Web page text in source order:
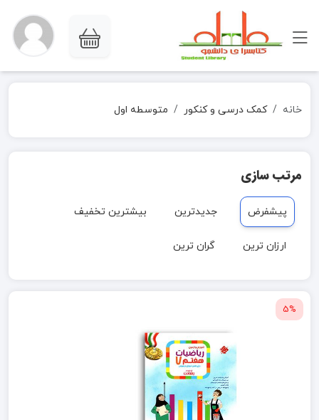
خانه کمک درسی و کنکور متوسطه اول
مرتب سازی
پیشفرض جدیدترین بیشترین تخفیف
ارزان ترین گران ترین
5%